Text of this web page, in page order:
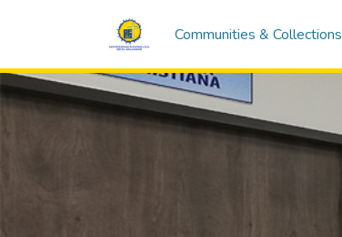
Communities & Collections